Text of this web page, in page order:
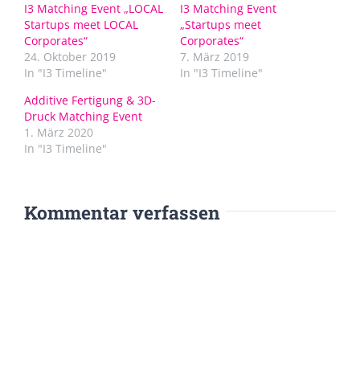
I3 Matching Event „LOCAL
Startups meet LOCAL
Corporates“
24. Oktober 2019
In "I3 Timeline"
I3 Matching Event
„Startups meet
Corporates“
7. März 2019
In "I3 Timeline"
Additive Fertigung & 3D-
Druck Matching Event
1. März 2020
In "I3 Timeline"
Kommentar verfassen